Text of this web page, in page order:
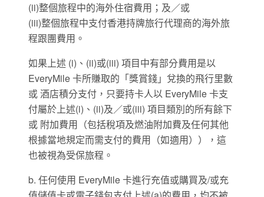
(ii)整個旅程中的海外住宿費用；及／或
(iii)整個旅程中支付香港持牌旅行代理商的海外旅
程跟團費用。
如果上述 (i)、(ii)或(iii) 項目中有部分費用是以
EveryMile 卡所賺取的「獎賞錢」兌換的飛行里數
或 酒店積分支付，只要持卡人以 EveryMile 卡支
付屬於上述(i)、(ii)及／或(iii) 項目類別的所有餘下
或 附加費用（包括稅項及燃油附加費及任何其他
根據當地規定而需支付的費用（如適用）），這
也被視為受保旅程。
b. 任何使用 EveryMile 卡進行充值或購買及/或充